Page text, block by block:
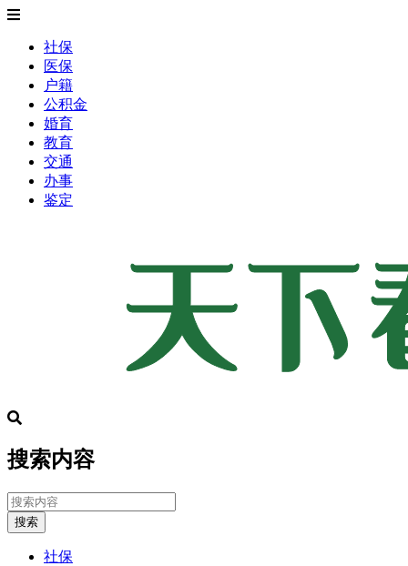
社保
医保
户籍
公积金
婚育
教育
交通
办事
鉴定
搜索内容
搜索
社保